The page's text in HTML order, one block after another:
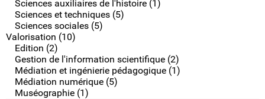
Sciences auxiliaires de l'histoire (1)
Sciences et techniques (5)
Sciences sociales (5)
Valorisation (10)
Edition (2)
Gestion de l'information scientifique (2)
Médiation et ingénierie pédagogique (1)
Médiation numérique (5)
Muséographie (1)